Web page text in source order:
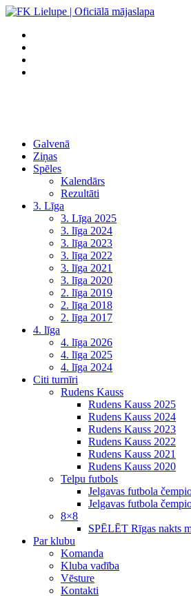
Galvenā
Ziņas
Spēles
Kalendārs
Rezultāti
3. Līga
3. Līga 2025
3. līga 2024
3. līga 2023
3. līga 2022
3. līga 2021
3. līga 2020
2. līga 2019
2. līga 2018
2. līga 2017
4. līga
4. līga 2026
4. līga 2025
4. līga 2024
Citi turnīri
Rudens Kauss
Rudens Kauss 2025
Rudens Kauss 2024
Rudens Kauss 2023
Rudens Kauss 2022
Rudens Kauss 2021
Rudens Kauss 2020
Telpu futbols
Jelgavas futbola
Jelgavas futbola
8×8
SPĒLĒT Rīgas nakts
Par klubu
Komanda
Kluba vadība
Vēsture
Kontakti